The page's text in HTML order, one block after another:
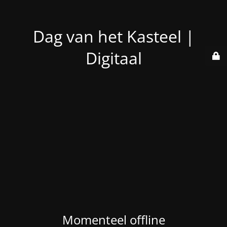
Dag van het Kasteel |
Digitaal
Momenteel offline